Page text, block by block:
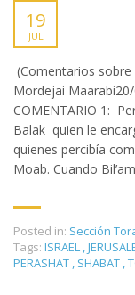
19
JUL
(Comentarios sobre
Mordejai
COMENTARIO 1:
Balak quien le
quienes percibía
Moab. Cuando
Posted in: Sección
Tags: ISRAEL ,
PERASHAT , SHABAT ,